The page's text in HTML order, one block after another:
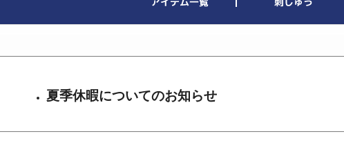
夏季休暇についてのお知らせ